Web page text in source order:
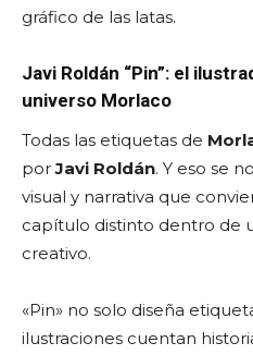
gráfico de las latas.
Javi Roldán “Pin”: el
universo Morlaco
Todas las etiquetas de
porJavi Roldán. Y eso se
visual y narrativa que
capítulo distinto dentro de
creativo.
«Pin» no solo diseña
ilustraciones cuentan